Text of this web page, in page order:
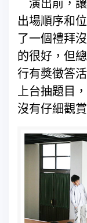
演出前，讓
出場順序和
了一個禮拜
的很好，但
行有獎徵答
上台抽題目
沒有仔細觀